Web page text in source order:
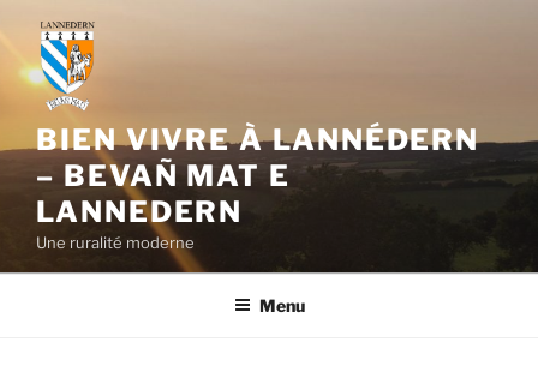
contenu
principal
BIEN VIVRE À LANNÉDERN
– BEVAÑ MAT E
LANNEDERN
Une ruralité moderne
Menu